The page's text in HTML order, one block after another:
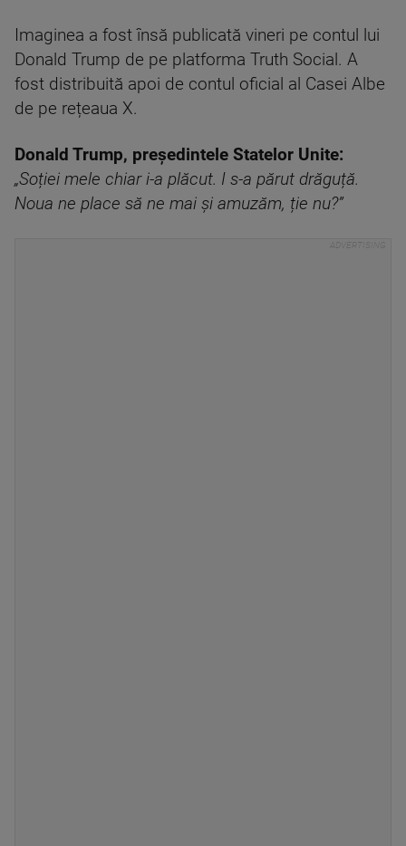
Imaginea a fost însă publicată vineri pe contul lui
Donald Trump de pe platforma Truth Social. A
fost distribuită apoi de contul oficial al Casei Albe
de pe rețeaua X.
Donald Trump, președintele Statelor Unite:
„Soției mele chiar i-a plăcut. I s-a părut drăguță.
Noua ne place să ne mai și amuzăm, ție nu?”